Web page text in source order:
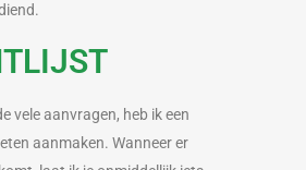
vele aanvragen, heb ik een
aanmaken. Wanneer er